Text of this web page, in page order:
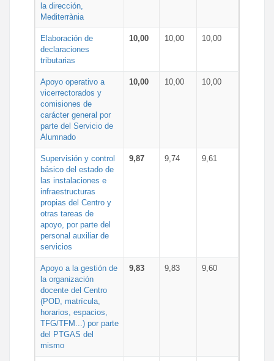
la dirección,
Mediterrània
Elaboración de
declaraciones
tributarias
10,00 10,00 10,00
Apoyo operativo a
vicerrectorados y
comisiones de
carácter general por
parte del Servicio de
Alumnado
10,00 10,00 10,00
Supervisión y control
básico del estado de
las instalaciones e
infraestructuras
propias del Centro y
otras tareas de
apoyo, por parte del
personal auxiliar de
servicios
9,87 9,74 9,61
Apoyo a la gestión de
la organización
docente del Centro
(POD, matrícula,
horarios, espacios,
TFG/TFM...) por parte
del PTGAS del
mismo
9,83 9,83 9,60